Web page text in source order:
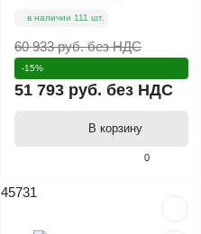
0
в наличии 111 шт.
60 933 руб.без НДС
-15%
51 793 руб. без НДС
В корзину
45731